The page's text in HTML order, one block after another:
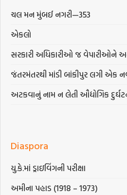
ચલ મન મુંબઈ નગરી—353
એકલો
સરકારી અધિકારીઓ જ વેપારીઓને
જંતરમંતરથી માંડી બાંકીપુર લગી એક
અટકવાનું નામ ન લેતી ઔદ્યોગિક
Diaspora
યુ.કે.માં ડ્રાઇવિંગની પરીક્ષા
અમીના પહાડ (1918 – 1973)